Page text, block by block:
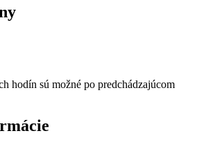
hodín sú možné po predchádzajúcom